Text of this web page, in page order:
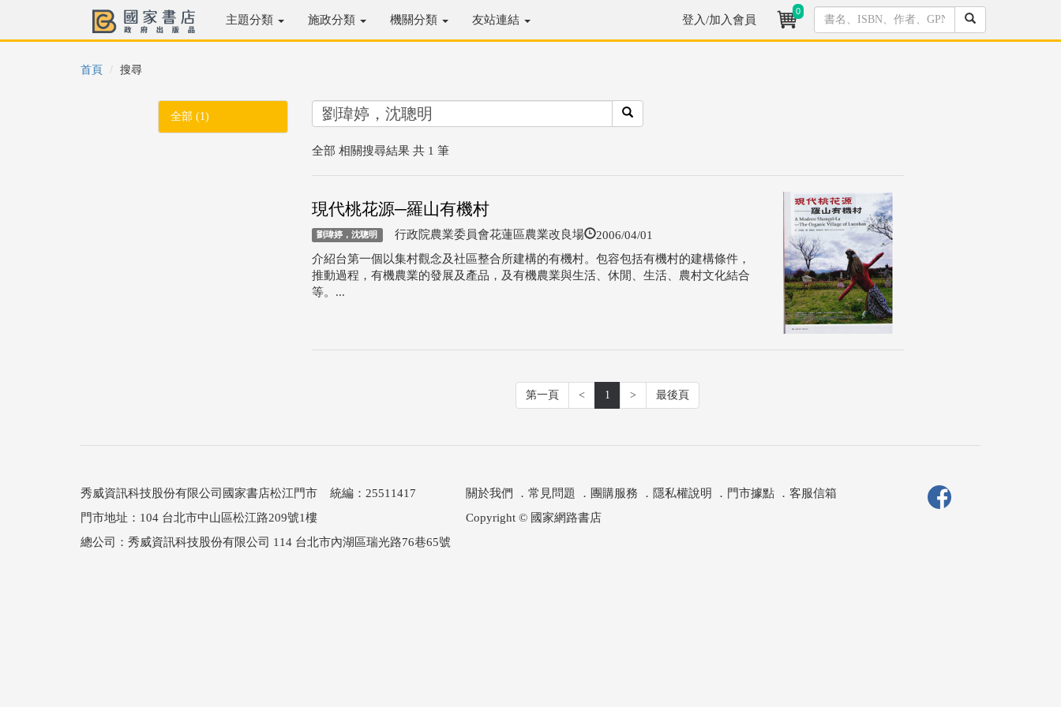
主題分類 施政分類 機關分類 友站連結 登入/加入會員
0
首頁 搜尋
全部 (1)
全部 相關搜尋結果 共 1 筆
現代桃花源─羅山有機村
劉瑋婷，沈聰明 行政院農業委員會花蓮區農業改良場 2006/04/01
介紹台第一個以集村觀念及社區整合所建構的有機村。包容包括有機村的建構條件，
推動過程，有機農業的發展及產品，及有機農業與生活、休閒、生活、農村文化結合
等。...
第一頁 < 1 > 最後頁
秀威資訊科技股份有限公司國家書店松江門市 統編：25511417
門市地址：104 台北市中山區松江路209號1樓
關於我們 ． 常見問題 ． 團購服務 ． 隱私權說明 ． 門市據點． 客服信箱
Copyright © 國家網路書店
總公司：秀威資訊科技股份有限公司 114 台北市內湖區瑞光路76巷65號